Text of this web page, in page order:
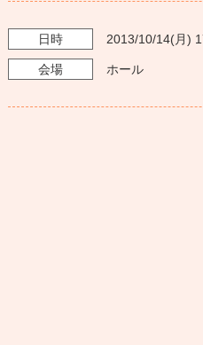
日時 2013/10/14(月)
会場 ホール